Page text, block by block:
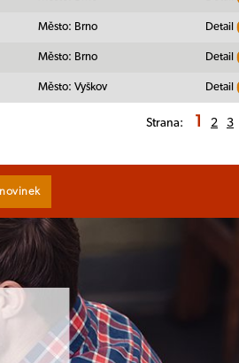
Město: Brno Detail
Město: Brno Detail
Město: Vyškov Detail
Strana: 1 2 3